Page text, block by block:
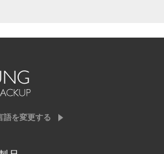
語を変更する